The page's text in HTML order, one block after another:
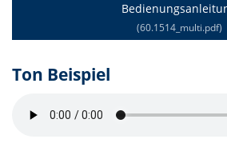
(60.1514_multi.pdf)
Ton Beispiel